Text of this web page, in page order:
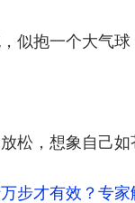
似抱一个大气球
松，想象自己如
步才有效？专